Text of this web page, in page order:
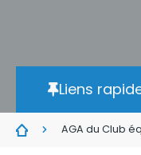
Liens
AGA du Club